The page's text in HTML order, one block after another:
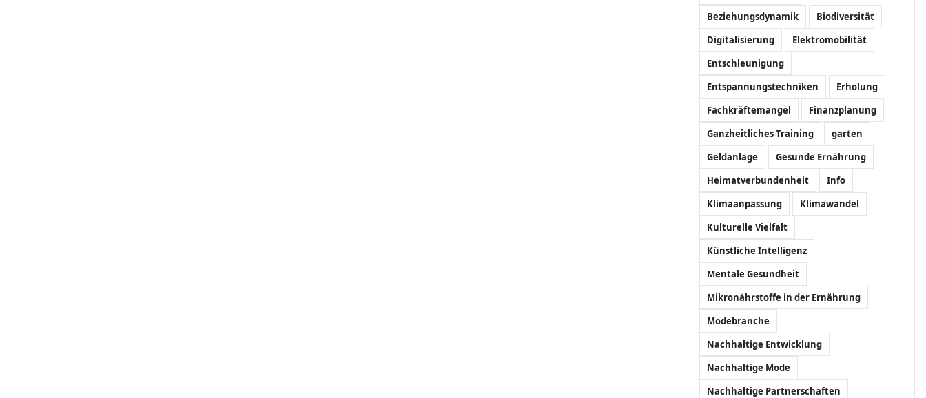
Beziehungsdynamik
Biodiversität
Digitalisierung
Elektromobilität
Entschleunigung
Entspannungstechniken
Erholung
Fachkräftemangel
Finanzplanung
Ganzheitliches Training
garten
Geldanlage
Gesunde Ernährung
Heimatverbundenheit
Info
Klimaanpassung
Klimawandel
Kulturelle Vielfalt
Künstliche Intelligenz
Mentale Gesundheit
Mikronährstoffe in der Ernährung
Modebranche
Nachhaltige Entwicklung
Nachhaltige Mode
Nachhaltige Partnerschaften